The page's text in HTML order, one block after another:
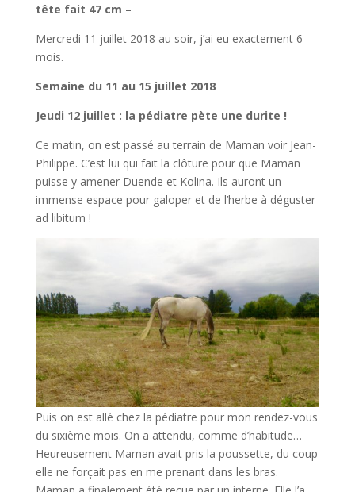
tête fait 47 cm –
Mercredi 11 juillet 2018 au soir, j’ai eu exactement 6
mois.
Semaine du 11 au 15 juillet 2018
Jeudi 12 juillet : la pédiatre pète une durite !
Ce matin, on est passé au terrain de Maman voir Jean-
Philippe. C’est lui qui fait la clôture pour que Maman
puisse y amener Duende et Kolina. Ils auront un
immense espace pour galoper et de l’herbe à déguster
ad libitum !
Puis on est allé chez la pédiatre pour mon rendez-vous
du sixième mois. On a attendu, comme d’habitude…
Heureusement Maman avait pris la poussette, du coup
elle ne forçait pas en me prenant dans les bras.